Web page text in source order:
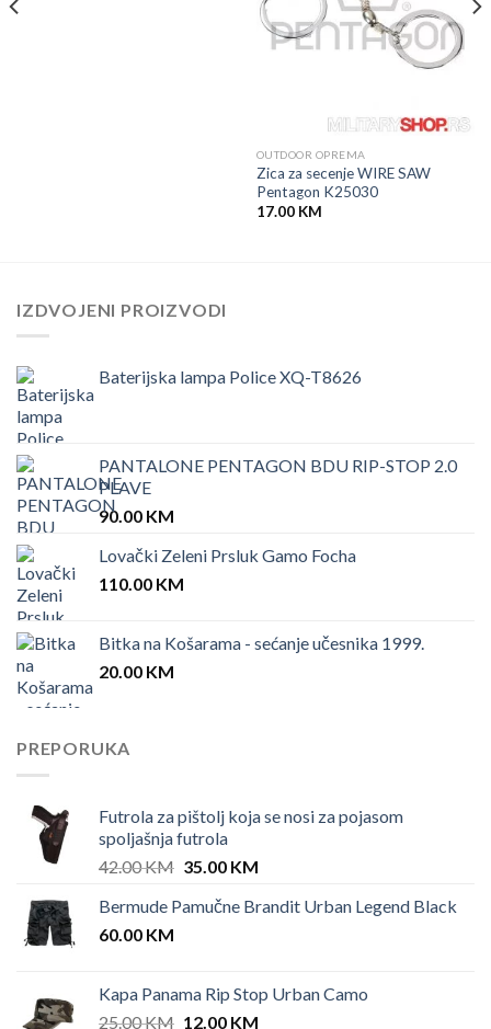
OUTDOOR OPREMA
Zica za secenje WIRE SAW
Pentagon K25030
17.00 KM
IZDVOJENI PROIZVODI
Baterijska lampa Police XQ-T8626
PANTALONE PENTAGON BDU RIP-STOP 2.0
PLAVE
90.00 KM
Lovački Zeleni Prsluk Gamo Focha
110.00 KM
Bitka na Košarama - sećanje učesnika 1999.
20.00 KM
PREPORUKA
Futrola za pištolj koja se nosi za pojasom
spoljašnja futrola
42.00KM Original
was:
35.00 KMCurrent
is:
Bermude Pamučne Brandit Urban Legend Black
60.00 KM
Kapa Panama Rip Stop Urban Camo
25.00KM Original
12.00 KMCurrent